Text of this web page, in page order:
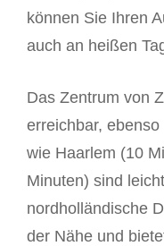
können Sie Ihren
auch an heißen
Das Zentrum von
erreichbar,
wie Haarlem (10
Minuten) sind
nordholländische
der Nähe und